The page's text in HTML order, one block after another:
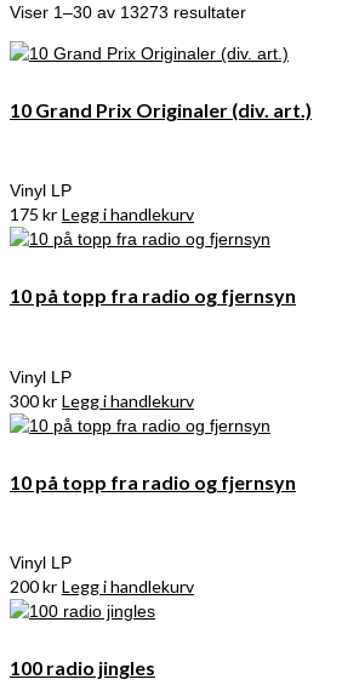
Viser 1–30 av 13273 resultater
10 Grand Prix Originaler (div. art.)
Vinyl LP
175 kr Legg i handlekurv
10 på topp fra radio og fjernsyn
Vinyl LP
300kr Legg i handlekurv
10 på topp fra radio og fjernsyn
Vinyl LP
200kr Legg i handlekurv
100 radio jingles